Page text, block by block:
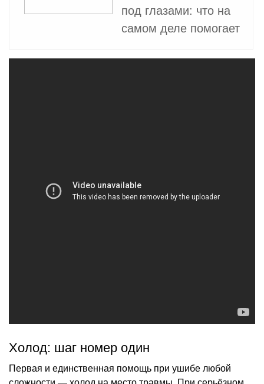
под глазами: что на
самом деле помогает
Холод: шаг номер один
Первая и единственная помощь при ушибе любой